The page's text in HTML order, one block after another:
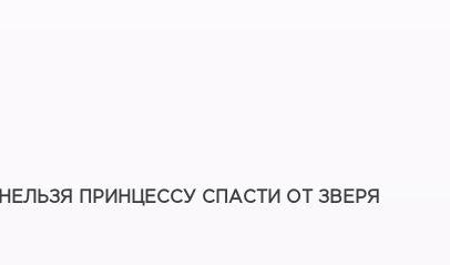
НЕЛЬЗЯ ПРИНЦЕССУ СПАСТИ ОТ ЗВЕРЯ